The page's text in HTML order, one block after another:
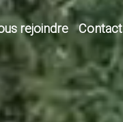
rejoindre Contact